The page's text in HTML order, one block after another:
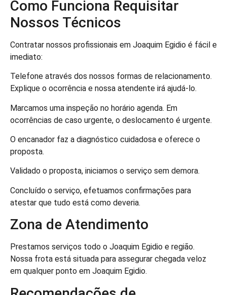
Como Funciona Requisitar
Nossos Técnicos
Contratar nossos profissionais em Joaquim Egidio é fácil e
imediato:
Telefone através dos nossos formas de relacionamento.
Explique o ocorrência e nossa atendente irá ajudá-lo.
Marcamos uma inspeção no horário agenda. Em
ocorrências de caso urgente, o deslocamento é urgente.
O encanador faz a diagnóstico cuidadosa e oferece o
proposta.
Validado o proposta, iniciamos o serviço sem demora.
Concluído o serviço, efetuamos confirmações para
atestar que tudo está como deveria.
Zona de Atendimento
Prestamos serviços todo o Joaquim Egidio e região.
Nossa frota está situada para assegurar chegada veloz
em qualquer ponto em Joaquim Egidio.